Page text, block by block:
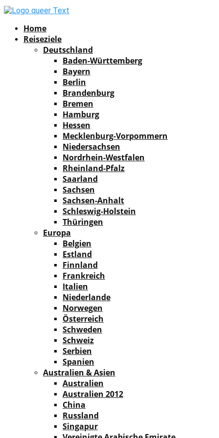
Home
Reiseziele
Deutschland
Baden-Württemberg
Bayern
Berlin
Brandenburg
Bremen
Hamburg
Hessen
Mecklenburg-Vorpommern
Niedersachsen
Nordrhein-Westfalen
Rheinland-Pfalz
Saarland
Sachsen
Sachsen-Anhalt
Schleswig-Holstein
Thüringen
Europa
Belgien
Estland
Finnland
Frankreich
Italien
Niederlande
Norwegen
Österreich
Schweden
Schweiz
Serbien
Spanien
Australien & Asien
Australien
Australien 2012
China
Russland
Singapur